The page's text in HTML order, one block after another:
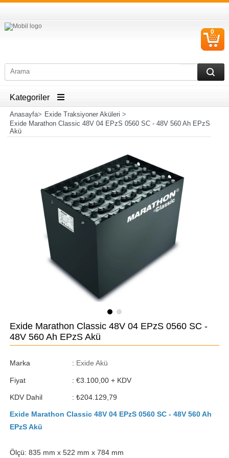
0
Kategoriler
Anasayfa> Exide Traksiyoner Aküleri >
Exide Marathon Classic 48V 04 EPzS 0560 SC - 48V 560 Ah EPzS
Akü
Exide Marathon Classic 48V 04 EPzS 0560 SC -
48V 560 Ah EPzS Akü
Marka : Exide Akü
Fiyat : €3.100,00+ KDV
KDV Dahil : ₺204.129,79
Exide Marathon Classic 48V 04 EPzS 0560 SC - 48V 560 Ah
EPzS Akü
Ölçü: 835 mm x 522 mm x 784 mm